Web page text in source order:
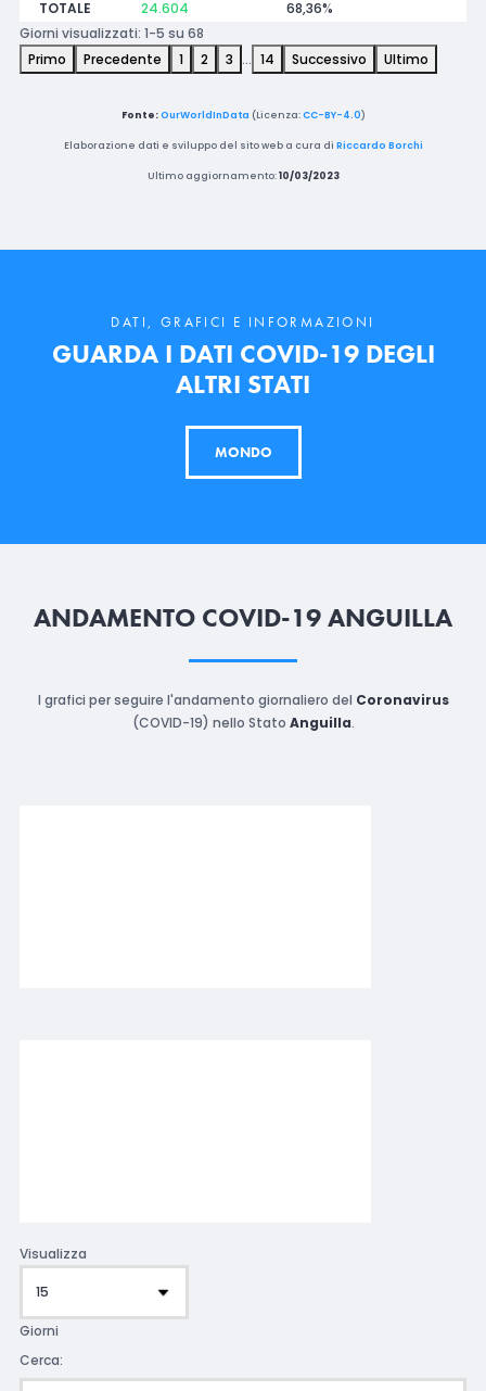
TOTALE 24.604
68,36%
Giorni visualizzati: 1-5 su 68
Primo
Precedente 1 2 3 … 14 Successivo Ultimo
Fonte: OurWorldInData (Licenza:CC-BY-4.0)
Elaborazione dati e sviluppo del sito web a cura di Riccardo Borchi
Ultimo aggiornamento:10/03/2023
DATI, GRAFICI E INFORMAZIONI
GUARDA I DATI COVID-19 DEGLI
ALTRI STATI
MONDO
ANDAMENTO COVID-19 ANGUILLA
I grafici per seguire l'andamento giornaliero del Coronavirus
(COVID-19) nello Stato Anguilla.
Visualizza
Giorni
Cerca: